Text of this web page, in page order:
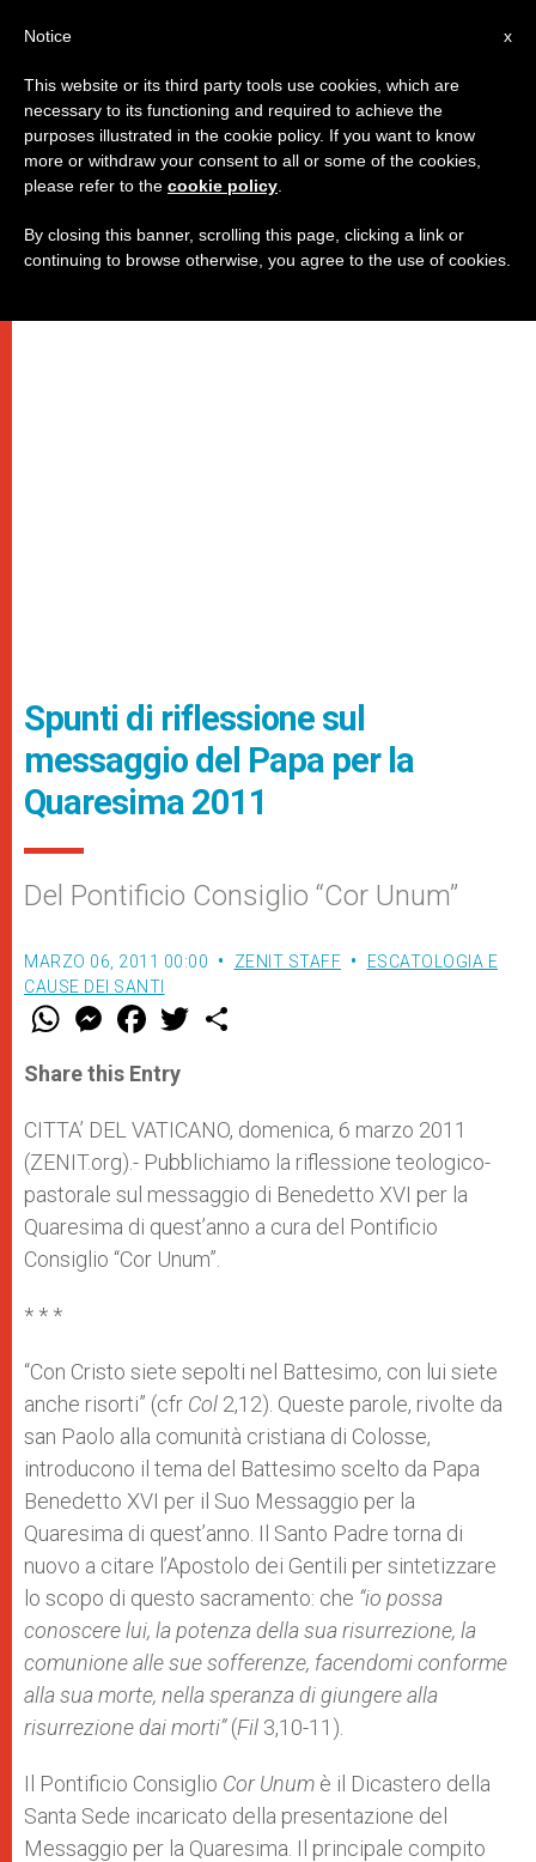
Spunti di riflessione sul
messaggio del Papa per la
Quaresima 2011
Del Pontificio Consiglio “Cor Unum”
MARZO 06, 2011 00:00 ZENIT STAFF
ESCATOLOGIA E
CAUSE DEI SANTI
W
t
s
p
p
M
e
s
e
g
e
r
F
a
e
b
o
k
w
r
Share this Entry
CITTA’ DEL VATICANO, domenica, 6 marzo 2011
(ZENIT.org).- Pubblichiamo la riflessione teologico-
pastorale sul messaggio di Benedetto XVI per la
Quaresima di quest’anno a cura del Pontificio
Consiglio “Cor Unum”.
* * *
“Con Cristo siete sepolti nel Battesimo, con lui siete
anche risorti” (cfr Col 2,12). Queste parole, rivolte da
san Paolo alla comunità cristiana di Colosse,
introducono il tema del Battesimo scelto da Papa
Benedetto XVI per il Suo Messaggio per la
Quaresima di quest’anno. Il Santo Padre torna di
nuovo a citare l’Apostolo dei Gentili per sintetizzare
lo scopo di questo sacramento: che “io possa
conoscere lui, la potenza della sua risurrezione, la
comunione alle sue sofferenze, facendomi conforme
alla sua morte, nella speranza di giungere alla
risurrezione dai morti”(Fil 3,10-11).
Il Pontificio Consiglio Cor Unum è il Dicastero della
Santa Sede incaricato della presentazione del
Messaggio per la Quaresima. Il principale compito
x
Notice
This website or its third party tools use cookies, which are
necessary to its functioning and required to achieve the
purposes illustrated in the cookie policy. If you want to know
more or withdraw your consent to all or some of the cookies,
please refer to the cookie policy
By closing this banner, scrolling this page, clicking a link or
continuing to browse otherwise, you agree to the use of cookies.